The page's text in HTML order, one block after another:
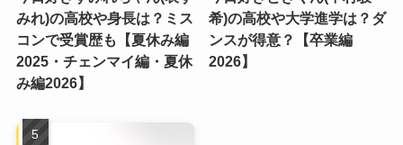
みれ)の高校や身長は？ミス
コンで受賞歴も【夏休み編
2025・チェンマイ編・夏休
み編2026】
希)の高校や大学進学は？ダ
ンスが得意？【卒業編
2026】